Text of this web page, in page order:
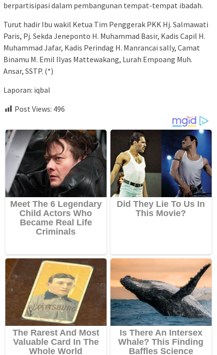
berpartisipasi dalam pembangunan tempat-tempat ibadah.
Turut hadir Ibu wakil Ketua Tim Penggerak PKK Hj. Salmawati
Paris, Pj. Sekda Jeneponto H. Muhammad Basir, Kadis Capil H.
Muhammad Jafar, Kadis Perindag H. Manrancai sally, Camat
Binamu M. Emil Ilyas Mattewakang, Lurah Empoang Muh.
Ansar, SSTP. (*)
Laporan: iqbal
Post Views: 496